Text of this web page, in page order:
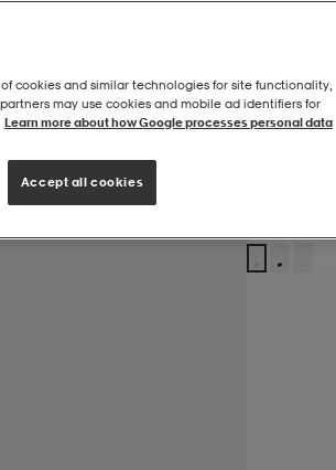
cookies and similar technologies for site functionality,
may use cookies and mobile ad identifiers for
Learn more about how Google processes personal data
Accept all cookies